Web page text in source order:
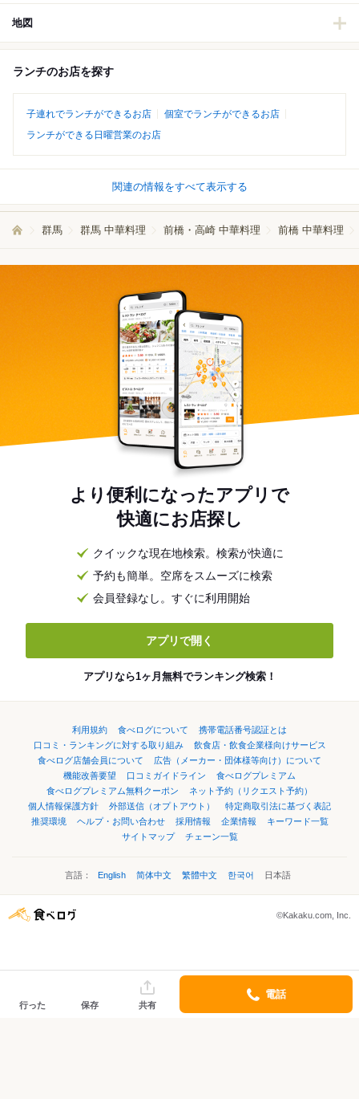
地図
ランチのお店を探す
子連れでランチができるお店
個室でランチができるお店
ランチができる日曜営業のお店
関連の情報をすべて表示する
群馬 群馬 中華料理 前橋・高崎 中華料理 前橋 中華料理
より便利になったアプリで
快適にお店探し
クイックな現在地検索。検索が快適に
予約も簡単。空席をスムーズに検索
会員登録なし。すぐに利用開始
アプリで開く
アプリなら1ヶ月無料でランキング検索！
利用規約 食べログについて
携帯電話番号認証とは
口コミ・ランキングに対する取り組み
飲食店・飲食企業様向けサービス
食べログ店舗会員について
広告（メーカー・団体様等向け）について
機能改善要望
口コミガイドライン
食べログプレミアム
食べログプレミアム無料クーポン
ネット予約（リクエスト予約）
個人情報保護方針
外部送信（オプトアウト）
特定商取引法に基づく表記
推奨環境
ヘルプ・お問い合わせ 採用情報 企業情報
キーワード一覧
サイトマップ
チェーン一覧
言語： English 简体中文 繁體中文 한국어 日本語
©Kakaku.com, Inc.
行った 保存 共有
電話